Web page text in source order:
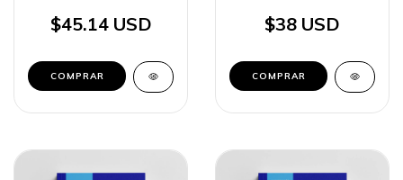
$45.14 USD
COMPRAR
$38 USD
COMPRAR